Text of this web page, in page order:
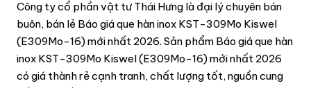
Công ty cổ phần vật tư Thái Hưng là đại lý chuyên bán
buôn, bán lẻ Báo giá que hàn inox KST-309Mo Kiswel
(E309Mo-16) mới nhất 2026. Sản phẩm Báo giá que hàn
inox KST-309Mo Kiswel (E309Mo-16) mới nhất 2026
có giá thành rẻ cạnh tranh, chất lượng tốt, nguồn cung